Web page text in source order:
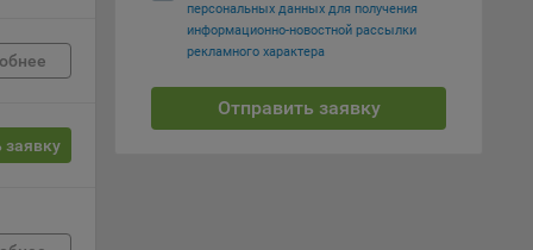
заявку
персональных данных для получения
информационно-новостной рассылки
рекламного характера
Отправить заявку